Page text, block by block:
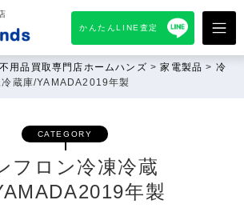
かんたんLINE査定
用品買取専門店ホームハンズ >家電製品 > 冷
冷蔵庫/YAMADA2019年製
CATEGORY
フロン冷凍冷蔵
年製